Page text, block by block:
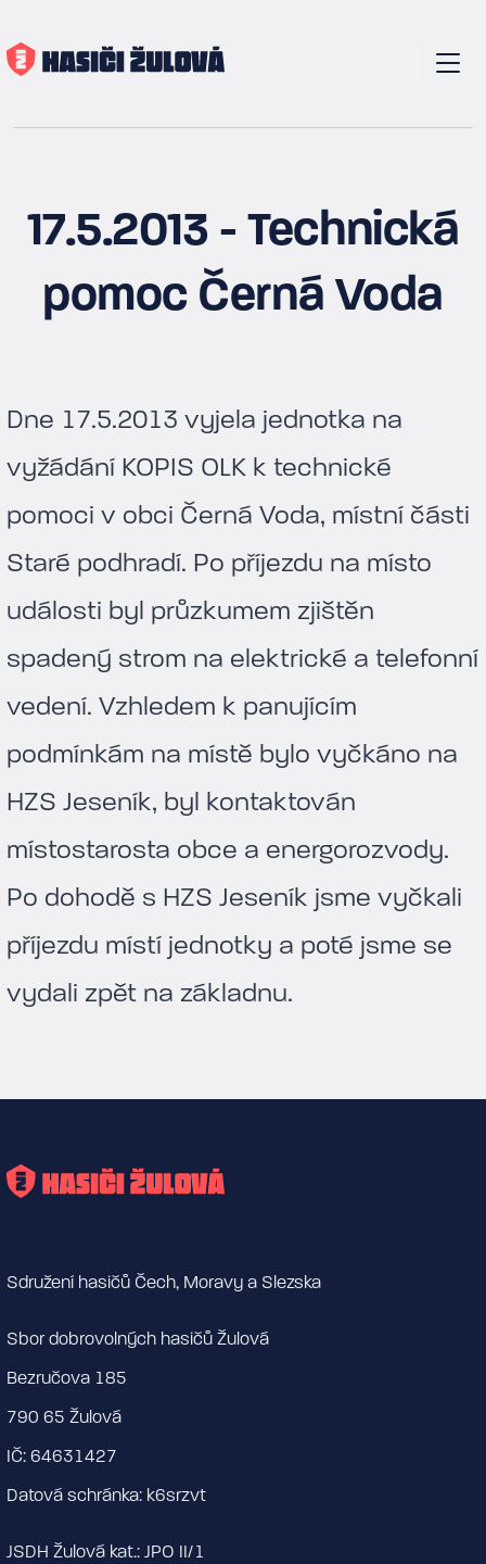
17.5.2013 - Technická
pomoc Černá Voda
Dne 17.5.2013 vyjela jednotka na
vyžádání KOPIS OLK k technické
pomoci v obci Černá Voda, místní části
Staré podhradí. Po příjezdu na místo
události byl průzkumem zjištěn
spadený strom na elektrické a telefonní
vedení. Vzhledem k panujícím
podmínkám na místě bylo vyčkáno na
HZS Jeseník, byl kontaktován
místostarosta obce a energorozvody.
Po dohodě s HZS Jeseník jsme vyčkali
příjezdu místí jednotky a poté jsme se
vydali zpět na základnu.
Sdružení hasičů Čech, Moravy a Slezska
Sbor dobrovolných hasičů Žulová
Bezručova 185
790 65 Žulová
IČ: 64631427
Datová schránka: k6srzvt
JSDH Žulová kat.: JPO II/1